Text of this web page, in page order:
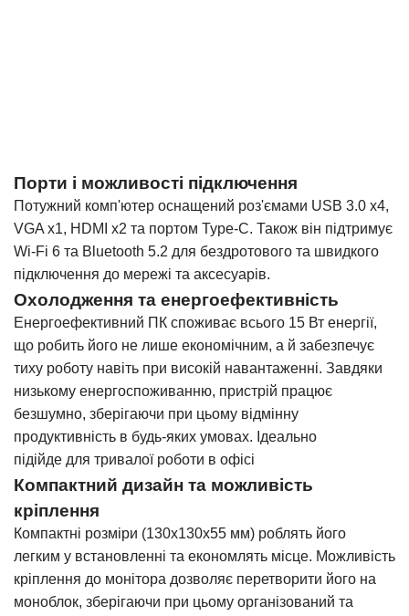
Порти і можливості підключення
Потужний комп'ютер оснащений роз'ємами USB 3.0 x4,
VGA x1, HDMI x2 та портом Type-C. Також він підтримує
Wi-Fi 6 та Bluetooth 5.2 для бездротового та швидкого
підключення до мережі та аксесуарів.
Охолодження та енергоефективність
Енергоефективний ПК споживає всього 15 Вт енергії,
що робить його не лише економічним, а й забезпечує
тиху роботу навіть при високій навантаженні. Завдяки
низькому енергоспоживанню, пристрій працює
безшумно, зберігаючи при цьому відмінну
продуктивність в будь-яких умовах. Ідеально
підійде для тривалої роботи в офісі
Компактний дизайн та можливість
кріплення
Компактні розміри (130х130х55 мм) роблять його
легким у встановленні та економлять місце. Можливість
кріплення до монітора дозволяє перетворити його на
моноблок, зберігаючи при цьому організований та